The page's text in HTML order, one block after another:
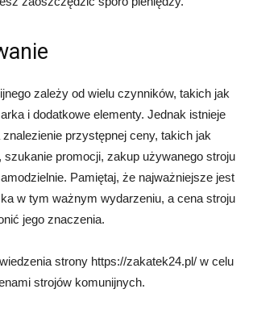
zależy od wielu czynników, takich jak
i dodatkowe elementy. Jednak istnieje
przystępnej ceny, takich jak
szukanie promocji, zakup używanego stroju
Pamiętaj, że najważniejsze jest
w tym ważnym wydarzeniu, a cena stroju
jego znaczenia.
strony https://zakatek24.pl/ w celu
strojów komunijnych.